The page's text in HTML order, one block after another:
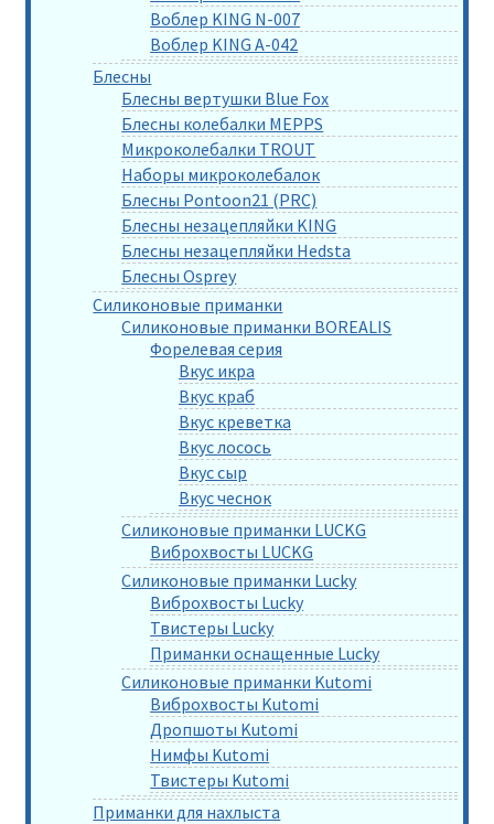
Воблер KING N-007
Воблер KING A-042
Блесны
Блесны вертушки Blue Fox
Блесны колебалки MEPPS
Микроколебалки TROUT
Наборы микроколебалок
Блесны Pontoon21 (PRC)
Блесны незацепляйки KING
Блесны незацепляйки Hedsta
Блесны Osprey
Силиконовые приманки
Силиконовые приманки BOREALIS
Форелевая серия
Вкус икра
Вкус краб
Вкус креветка
Вкус лосось
Вкус сыр
Вкус чеснок
Силиконовые приманки LUCKG
Виброхвосты LUCKG
Силиконовые приманки Lucky
Виброхвосты Lucky
Твистеры Lucky
Приманки оснащенные Lucky
Силиконовые приманки Kutomi
Виброхвосты Kutomi
Дропшоты Kutomi
Нимфы Kutomi
Твистеры Kutomi
Приманки для нахлыста